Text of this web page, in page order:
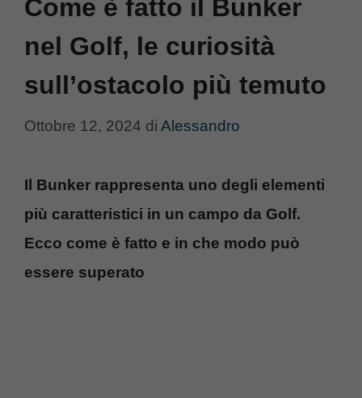
Come è fatto il Bunker
nel Golf, le curiosità
sull’ostacolo più temuto
Ottobre 12, 2024 di Alessandro
Il Bunker rappresenta uno degli elementi
più caratteristici in un campo da Golf.
Ecco come è fatto e in che modo può
essere superato